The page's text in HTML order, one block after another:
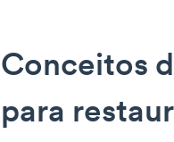
Conceitos
para